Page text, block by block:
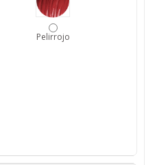
Pelirrojo